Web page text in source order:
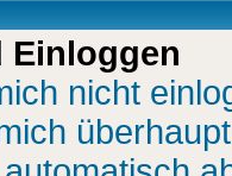
Einloggen
nicht